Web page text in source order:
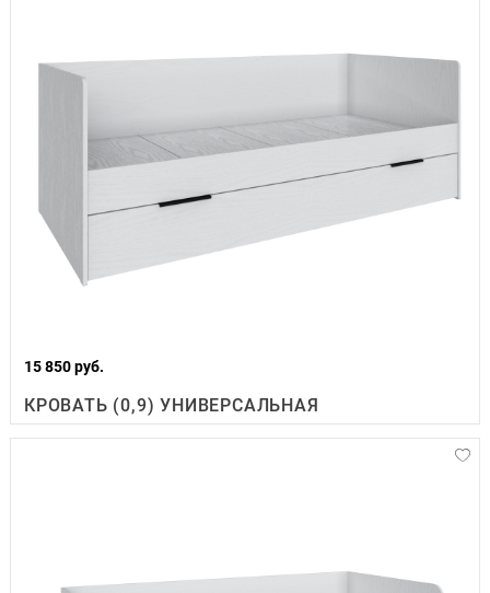
15 850 руб.
КРОВАТЬ (0,9) УНИВЕРСАЛЬНАЯ